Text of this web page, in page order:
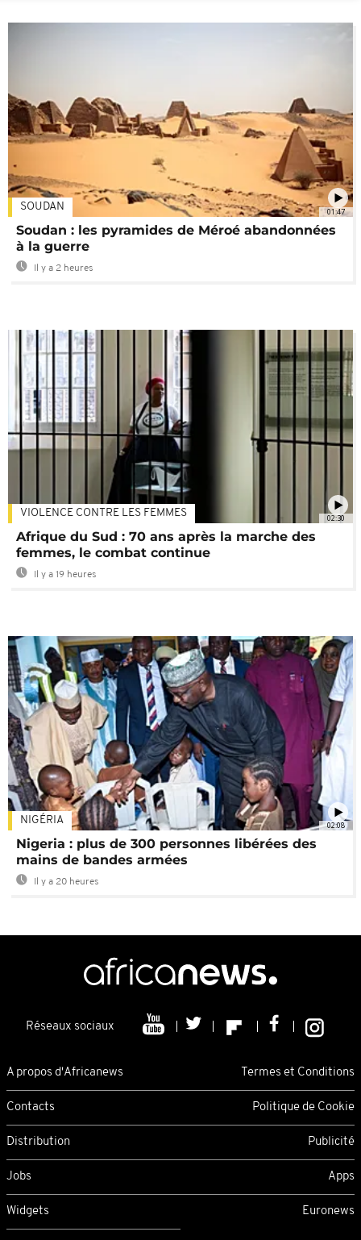
01:47
SOUDAN
Soudan : les pyramides de Méroé abandonnées
à la guerre
Il y a 2 heures
02:30
VIOLENCE CONTRE LES FEMMES
Afrique du Sud : 70 ans après la marche des
femmes, le combat continue
Il y a 19 heures
02:08
NIGÉRIA
Nigeria : plus de 300 personnes libérées des
mains de bandes armées
Il y a 20 heures
Réseaux sociaux
A propos d'Africanews Termes et Conditions
Contacts Politique de Cookie
Distribution Publicité
Jobs Apps
Widgets Euronews